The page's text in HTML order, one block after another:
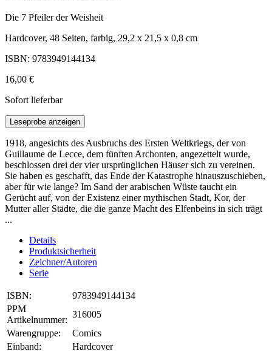
Die 7 Pfeiler der Weisheit
Hardcover, 48 Seiten, farbig, 29,2 x 21,5 x 0,8 cm
ISBN: 9783949144134
16,00 €
Sofort lieferbar
Leseprobe anzeigen
1918, angesichts des Ausbruchs des Ersten Weltkriegs, der von
Guillaume de Lecce, dem fünften Archonten, angezettelt wurde,
beschlossen drei der vier ursprünglichen Häuser sich zu vereinen.
Sie haben es geschafft, das Ende der Katastrophe hinauszuschieben,
aber für wie lange? Im Sand der arabischen Wüste taucht ein
Gerücht auf, von der Existenz einer mythischen Stadt, Kor, der
Mutter aller Städte, die die ganze Macht des Elfenbeins in sich trägt
...
Details
Produktsicherheit
Zeichner/Autoren
Serie
ISBN:
9783949144134
PPM
Artikelnummer:
316005
Warengruppe:
Comics
Einband:
Hardcover